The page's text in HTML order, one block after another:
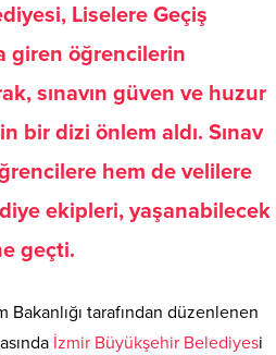
Liselere Geçiş
giren öğrencilerin
sınavın güven ve huzur
bir dizi önlem aldı. Sınav
hem de velilere
ekipleri, yaşanabilecek
geçti.
Bakanlığı tarafından düzenlenen
İzmir Büyükşehir Belediyesi